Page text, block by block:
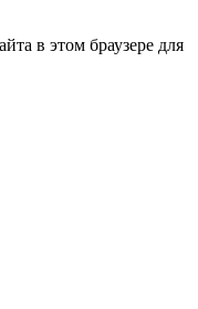
в этом браузере для